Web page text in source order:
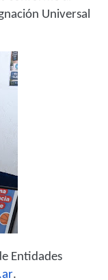
Universal
Entidades
.